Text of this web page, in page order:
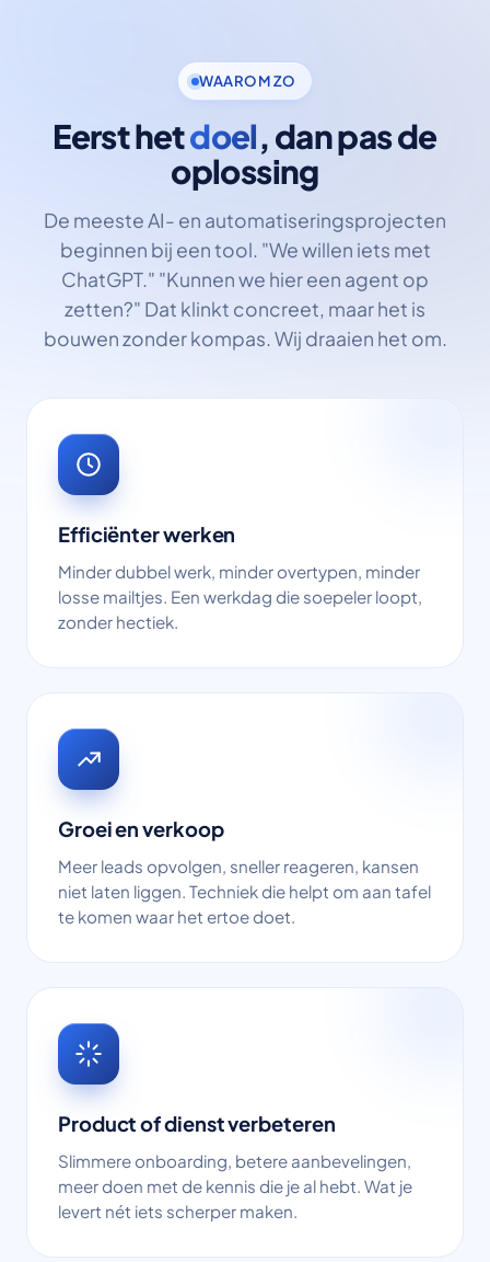
WAAROM ZO
Eerst hetdoel, dan pas de
oplossing
De meeste AI- en automatiserings­projecten
beginnen bij een tool. "We willen iets met
ChatGPT." "Kunnen we hier een agent op
zetten?" Dat klinkt concreet, maar het is
bouwen zonder kompas. Wij draaien het om.
Efficiënter werken
Minder dubbel werk, minder overtypen, minder
losse mailtjes. Een werkdag die soepeler loopt,
zonder hectiek.
Groei en verkoop
Meer leads opvolgen, sneller reageren, kansen
niet laten liggen. Techniek die helpt om aan tafel
te komen waar het ertoe doet.
Product of dienst verbeteren
Slimmere onboarding, betere aanbevelingen,
meer doen met de kennis die je al hebt. Wat je
levert nét iets scherper maken.